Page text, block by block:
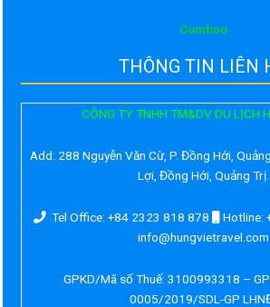
Comboo
THÔNG TIN LIÊN
CÔNG TY TNHH TM&DV DU LỊCH
Add: 288 Nguyễn Văn Cừ, P. Đồng Hới,
Lợi, Đồng Hới, Quảng Trị.
Tel Office: +84 2323 818 878
Hotline:
info@hungvietravel.com
GPKD/Mã số Thuế: 3100993318 –
0005/2019/SDL-GP